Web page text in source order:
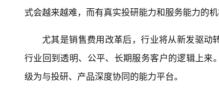
式会越来越难，而有真实投研能力和服务能力的
尤其是销售费用改革后，行业将从新发驱
行业回到透明、公平、长期服务客户的逻辑上
级为与投研、产品深度协同的能力平台。